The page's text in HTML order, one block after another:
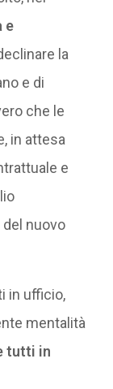
e
la
e di
che le
in attesa
e
nuovo
in ufficio,
mentalità
tutti in